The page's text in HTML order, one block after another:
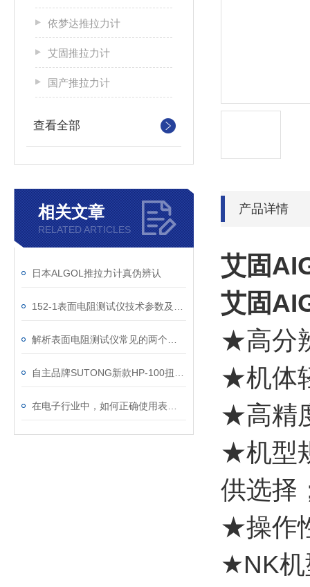
依梦达推拉力计
艾固推拉力计
国产推拉力计
查看全部
相关文章
RELATED ARTICLES
日本ALGOL推拉力计真伪辨认
产品详情
艾固
艾固
★高分
★机体
★高精
★机型
供选择
★操作
★NK